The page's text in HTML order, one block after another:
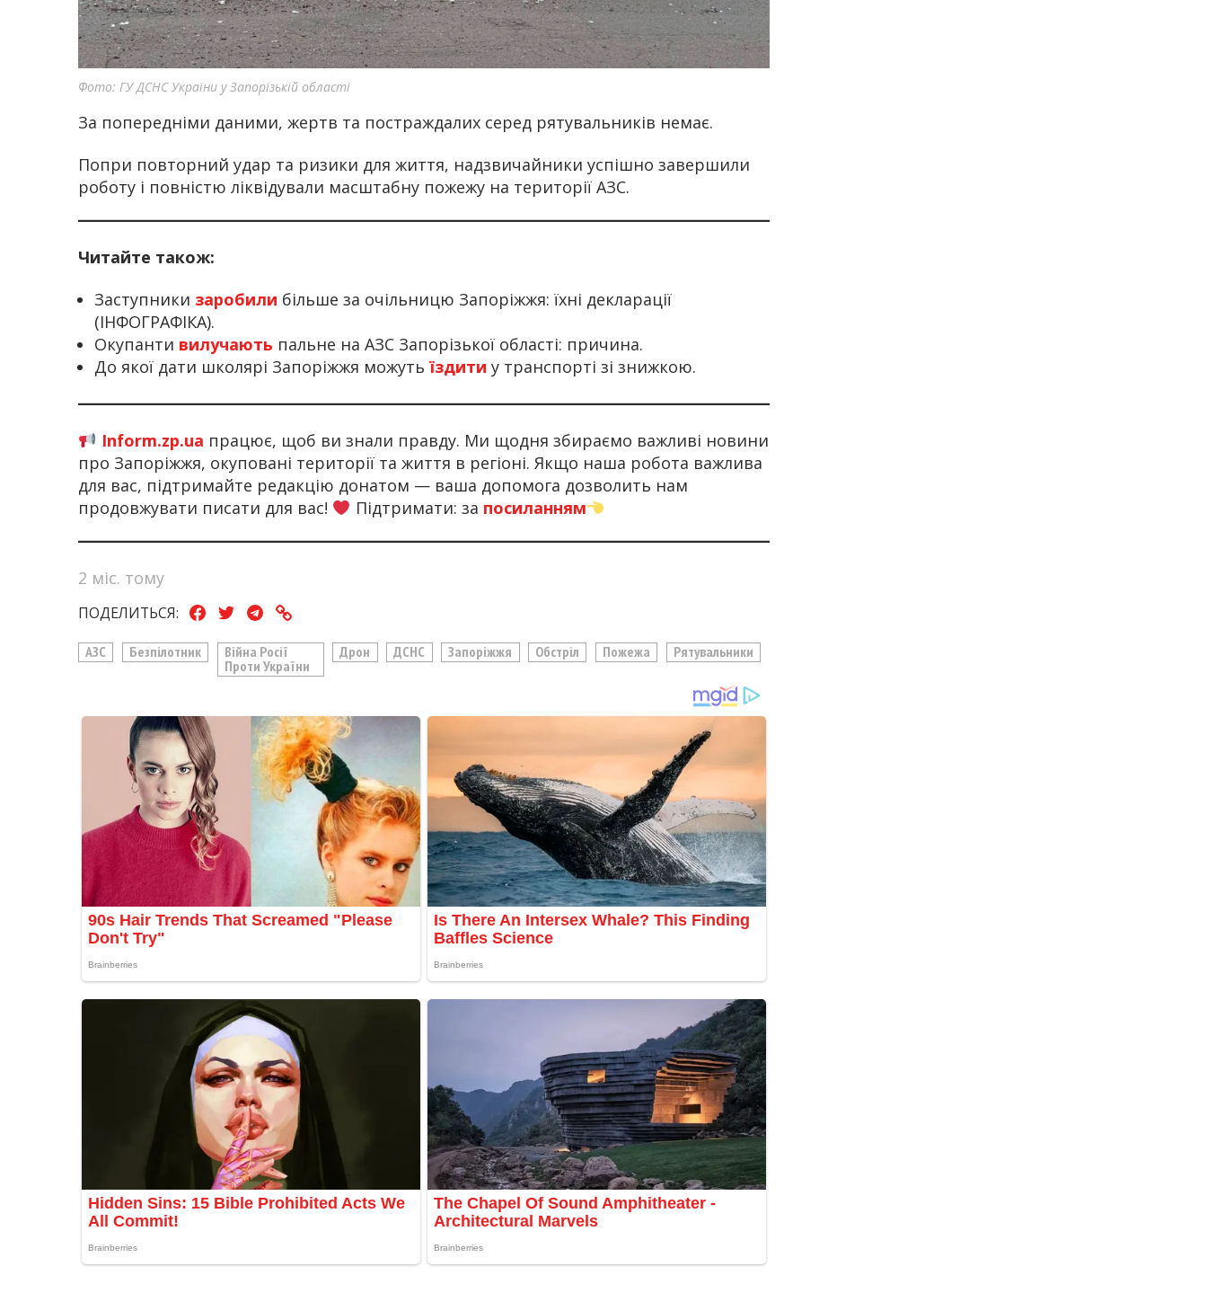
Фото: ГУ ДСНС України у Запорізькій області
За попередніми даними, жертв та постраждалих серед рятувальників немає.
Попри повторний удар та ризики для життя, надзвичайники успішно завершили
роботу і повністю ліквідували масштабну пожежу на території АЗС.
Читайте також:
Заступники заробили більше за очільницю Запоріжжя: їхні декларації
(ІНФОГРАФІКА).
Окупанти вилучають пальне на АЗС Запорізької області: причина.
До якої дати школярі Запоріжжя можуть їздити у транспорті зі знижкою.
Inform.zp.ua працює, щоб ви знали правду. Ми щодня збираємо важливі новини
про Запоріжжя, окуповані території та життя в регіоні. Якщо наша робота важлива
для вас, підтримайте редакцію донатом — ваша допомога дозволить нам
продовжувати писати для вас!
Підтримати: за посиланням
2 міс. тому
ПОДЕЛИТЬСЯ:
АЗС Безпілотник
Війна Росії
Проти України
Дрон ДСНС Запоріжжя Обстріл Пожежа Рятувальники